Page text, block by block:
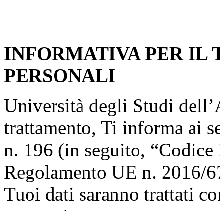
INFORMATIVA PER IL
PERSONALI
Università degli Studi
trattamento, Ti informa ai
n. 196 (in seguito, “Codice
Regolamento UE n. 2016/
Tuoi dati saranno trattati